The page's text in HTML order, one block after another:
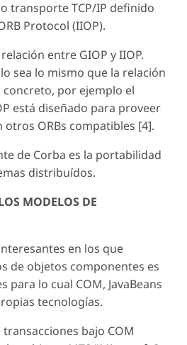
transporte TCP/IP definido
Protocol (IIOP).
entre GIOP y IIOP.
sea lo mismo que la relación
concreto, por ejemplo el
está diseñado para proveer
ORBs compatibles [4].
de Corba es la portabilidad
distribuídos.
MODELOS DE
en los que
de objetos componentes es
para lo cual COM, JavaBeans
tecnologías.
bajo COM